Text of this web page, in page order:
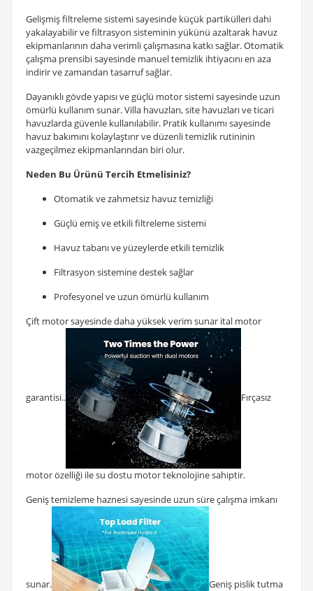
Gelişmiş filtreleme sistemi sayesinde küçük partikülleri dahi
yakalayabilir ve filtrasyon sisteminin yükünü azaltarak havuz
ekipmanlarının daha verimli çalışmasına katkı sağlar. Otomatik
çalışma prensibi sayesinde manuel temizlik ihtiyacını en aza
indirir ve zamandan tasarruf sağlar.
Dayanıklı gövde yapısı ve güçlü motor sistemi sayesinde uzun
ömürlü kullanım sunar. Villa havuzları, site havuzları ve ticari
havuzlarda güvenle kullanılabilir. Pratik kullanımı sayesinde
havuz bakımını kolaylaştırır ve düzenli temizlik rutininin
vazgeçilmez ekipmanlarından biri olur.
Neden Bu Ürünü Tercih Etmelisiniz?
Otomatik ve zahmetsiz havuz temizliği
Güçlü emiş ve etkili filtreleme sistemi
Havuz tabanı ve yüzeylerde etkili temizlik
Filtrasyon sistemine destek sağlar
Profesyonel ve uzun ömürlü kullanım
Çift motor sayesinde daha yüksek verim sunar ital motor
garantisi.. Fırçasız
motor özelliği ile su dostu motor teknolojine sahiptir.
Geniş temizleme haznesi sayesinde uzun süre çalışma imkanı
sunar. Geniş pislik tutma